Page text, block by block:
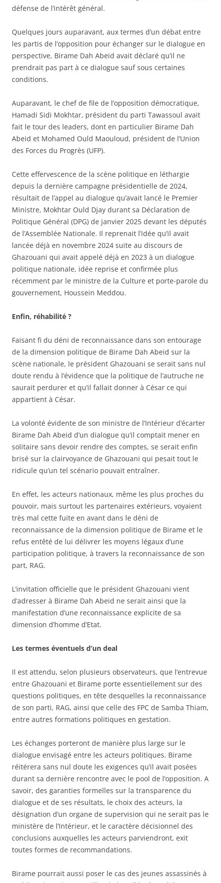
défense de l’intérêt général.
Quelques jours auparavant, aux termes d’un débat entre
les partis de l’opposition pour échanger sur le dialogue en
perspective, Birame Dah Abeid avait déclaré qu’il ne
prendrait pas part à ce dialogue sauf sous certaines
conditions.
Auparavant, le chef de file de l’opposition démocratique,
Hamadi Sidi Mokhtar, président du parti Tawassoul avait
fait le tour des leaders, dont en particulier Birame Dah
Abeid et Mohamed Ould Maouloud, président de l’Union
des Forces du Progrès (UFP).
Cette effervescence de la scène politique en léthargie
depuis la dernière campagne présidentielle de 2024,
résultait de l’appel au dialogue qu’avait lancé le Premier
Ministre, Mokhtar Ould Djay durant sa Déclaration de
Politique Général (DPG) de janvier 2025 devant les députés
de l’Assemblée Nationale. Il reprenait l’idée qu’il avait
lancée déjà en novembre 2024 suite au discours de
Ghazouani qui avait appelé déjà en 2023 à un dialogue
politique nationale, idée reprise et confirmée plus
récemment par le ministre de la Culture et porte-parole du
gouvernement, Houssein Meddou.
Enfin, réhabilité ?
Faisant fi du déni de reconnaissance dans son entourage
de la dimension politique de Birame Dah Abeid sur la
scène nationale, le président Ghazouani se serait sans nul
doute rendu à l’évidence que la politique de l’autruche ne
saurait perdurer et qu’il fallait donner à César ce qui
appartient à César.
La volonté évidente de son ministre de l’Intérieur d’écarter
Birame Dah Abeid d’un dialogue qu’il comptait mener en
solitaire sans devoir rendre des comptes, se serait enfin
brisé sur la clairvoyance de Ghazouani qui pesait tout le
ridicule qu’un tel scénario pouvait entraîner.
En effet, les acteurs nationaux, même les plus proches du
pouvoir, mais surtout les partenaires extérieurs, voyaient
très mal cette fuite en avant dans le déni de
reconnaissance de la dimension politique de Birame et le
refus entêté de lui délivrer les moyens légaux d’une
participation politique, à travers la reconnaissance de son
part, RAG.
L’invitation officielle que le président Ghazouani vient
d’adresser à Birame Dah Abeid ne serait ainsi que la
manifestation d’une reconnaissance explicite de sa
dimension d’homme d’Etat.
Les termes éventuels d’un deal
Il est attendu, selon plusieurs observateurs, que l’entrevue
entre Ghazouani et Birame porte essentiellement sur des
questions politiques, en tête desquelles la reconnaissance
de son parti, RAG, ainsi que celle des FPC de Samba Thiam,
entre autres formations politiques en gestation.
Les échanges porteront de manière plus large sur le
dialogue envisagé entre les acteurs politiques. Birame
réitérera sans nul doute les exigences qu’il avait posées
durant sa dernière rencontre avec le pool de l’opposition. A
savoir, des garanties formelles sur la transparence du
dialogue et de ses résultats, le choix des acteurs, la
désignation d’un organe de supervision qui ne serait pas le
ministère de l’Intérieur, et le caractère décisionnel des
conclusions auxquelles les acteurs parviendront, exit
toutes formes de recommandations.
Birame pourrait aussi poser le cas des jeunes assassinés à